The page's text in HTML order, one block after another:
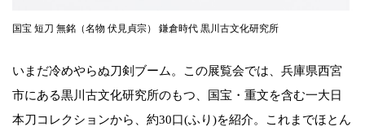
国宝 短刀 無銘（名物 伏見貞宗） 鎌倉時代 黒川古文化研究所
いまだ冷めやらぬ刀剣ブーム。この展覧会では、兵庫県西宮
市にある黒川古文化研究所のもつ、国宝・重文を含む一大日
本刀コレクションから、約30口(ふり)を紹介。これまでほとん